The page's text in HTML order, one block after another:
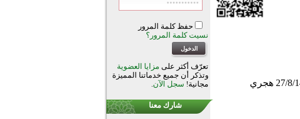
حفظ كلمة المرور
نسيت كلمة المرور؟
تعرّف أكثر على مزايا العضوية
وتذكر أن جميع خدماتنا المميزة
مجانية! سجل الآن.
شارك معنا